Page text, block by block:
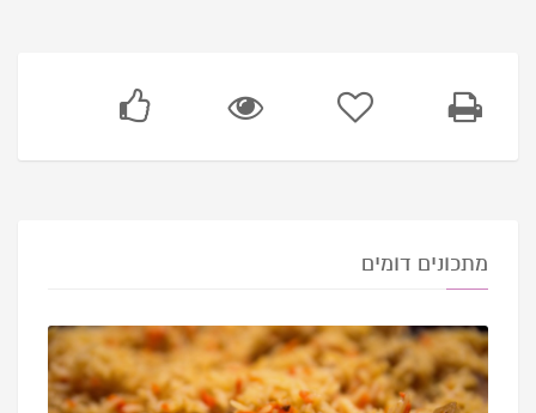
מתכונים דומים